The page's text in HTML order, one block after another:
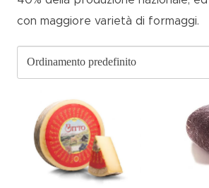
con maggiore varietà di formaggi.